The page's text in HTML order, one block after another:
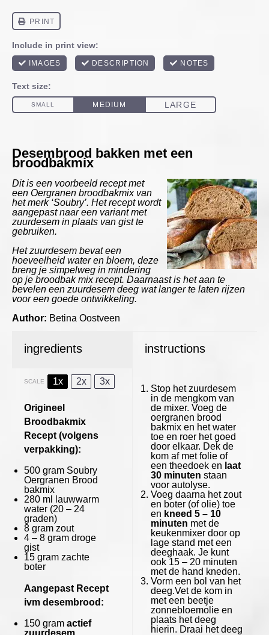
Desembrood bakken met een
broodbakmix
Dit is een voorbeeld recept met
een Oergranen broodbakmix van
het merk ‘Soubry’. Het recept wordt
aangepast naar een variant met
zuurdesem in plaats van gist te
gebruiken.
Het zuurdesem bevat een
hoeveelheid water en bloem, deze
breng je simpelweg in mindering
op je broodbak mix recept. Daarnaast is het aan te
bevelen een zuurdesem deeg wat langer te laten rijzen
voor een goede ontwikkeling.
Author: Betina Oostveen
ingredients
SCALE 1x 2x 3x
Origineel
Broodbakmix
Recept (volgens
verpakking):
500 gram Soubry
Oergranen Brood
bakmix
280 ml lauwwarm
water (20 – 24
graden)
8 gram zout
4 – 8 gram droge
gist
15 gram zachte
boter
Aangepast Recept
ivm desembrood:
150 gram actief
zuurdesem
instructions
Stop het zuurdesem
in de mengkom van
de mixer. Voeg de
oergranen brood
bakmix en het water
toe en roer het goed
door elkaar. Dek de
kom af met folie of
een theedoek en laat
30 minuten staan
voor autolyse.
Voeg daarna het zout
en boter (of olie) toe
en kneed 5 – 10
minuten met de
keukenmixer door op
lage stand met een
deeghaak. Je kunt
ook 15 – 20 minuten
met de hand kneden.
Vorm een bol van het
deeg.Vet de kom in
met een beetje
zonnebloemolie en
plaats het deeg
hierin. Draai het deeg